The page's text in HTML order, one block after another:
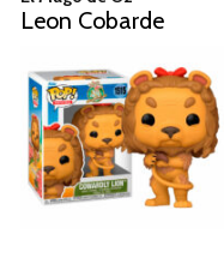
Leon Cobarde